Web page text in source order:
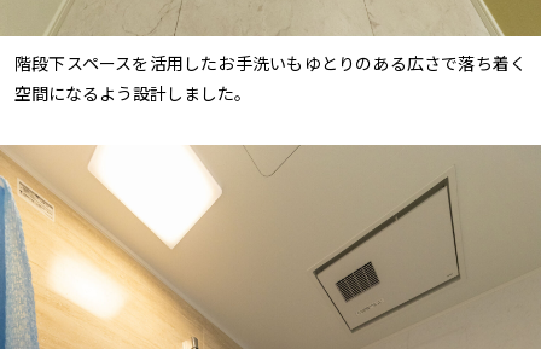
階段下スペースを活用したお手洗いもゆとりのある広さで落ち着く
空間になるよう設計しました。